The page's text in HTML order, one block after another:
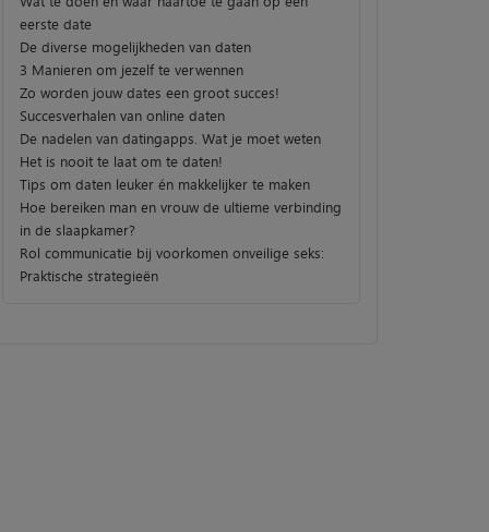
eerste date
De diverse mogelijkheden van daten
3 Manieren om jezelf te verwennen
Zo worden jouw dates een groot succes!
Succesverhalen van online daten
De nadelen van datingapps. Wat je moet weten
Het is nooit te laat om te daten!
Tips om daten leuker én makkelijker te maken
Hoe bereiken man en vrouw de ultieme verbinding
in de slaapkamer?
Rol communicatie bij voorkomen onveilige seks:
Praktische strategieën